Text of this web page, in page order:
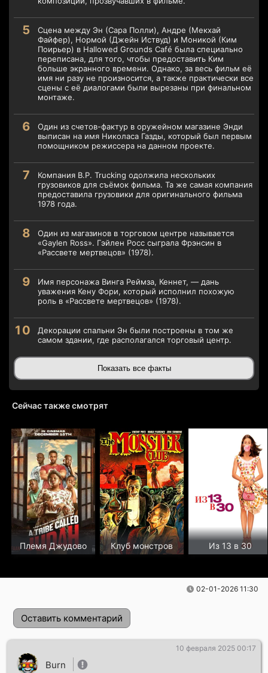
Сцена между Эн (Сара Полли), Андре (Мекхай
Файфер), Нормой (Джейн Иствуд) и Моникой (Ким
Поирьер) в Hallowed Grounds Café была специально
переписана, для того, чтобы предоставить Ким
больше экранного времени. Однако, за весь фильм её
имя ни разу не произносится, а также практически все
сцены с её диалогами были вырезаны при финальном
монтаже.
Один из счетов-фактур в оружейном магазине Энди
выписан на имя Николаса Газды, который был первым
помощником режиссера на данном проекте.
Компания B.P. Trucking одолжила нескольких
грузовиков для съёмок фильма. Та же самая компания
предоставила грузовики для оригинального фильма
1978 года.
Один из магазинов в торговом центре называется
«Gaylen Ross». Гэйлен Росс сыграла Фрэнсин в
«Рассвете мертвецов» (1978).
Имя персонажа Винга Реймза, Кеннет, — дань
уважения Кену Фори, который исполнил похожую
роль в «Рассвете мертвецов» (1978).
Декорации спальни Эн были построены в том же
самом здании, где располагался торговый центр.
Показать все факты
Сейчас также смотрят
Племя Джудово Клуб монстров Из 13 в 30
02-01-2026 11:30
Оставить комментарий
Burn
10 февраля 2025 00:17